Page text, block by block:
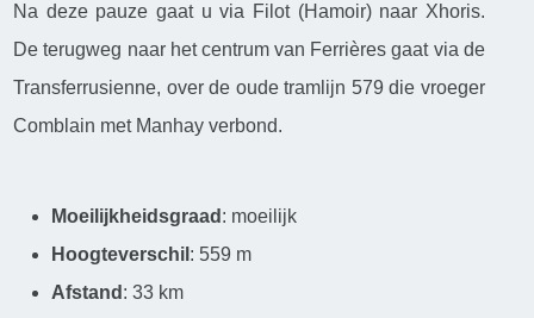
Na deze pauze gaat u via Filot (Hamoir) naar Xhoris.
De terugweg naar het centrum van Ferrières gaat via de
Transferrusienne, over de oude tramlijn 579 die vroeger
Comblain met Manhay verbond.
Moeilijkheidsgraad : moeilijk
Hoogteverschil : 559 m
Afstand : 33 km